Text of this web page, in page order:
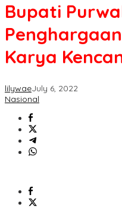
Bupati
Karya
lilywaeJuly 6, 2022
Nasional